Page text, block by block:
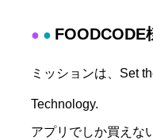
● ● FOODCODE
ミッションは、Set
Technology.
アプリでしか買えな